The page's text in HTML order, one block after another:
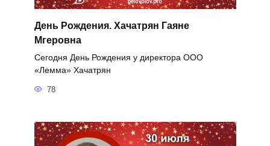
День Рождения. Хачатрян Гаяне
Мгеровна
Сегодня День Рождения у директора ООО
«Лемма» Хачатрян
78